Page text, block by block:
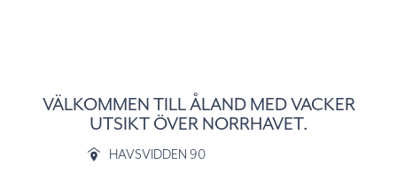
VÄLKOMMEN TILL ÅLAND MED VACKER
UTSIKT ÖVER NORRHAVET.
HAVSVIDDEN 90